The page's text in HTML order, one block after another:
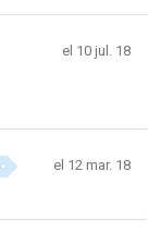
el 10 jul. 18
el 12 mar. 18